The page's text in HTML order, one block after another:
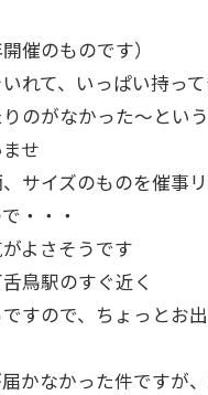
催のものです）
れて、いっぱい持って
のがなかった～とい
せ
サイズのものを催事
・・・
よさそうです
鳥駅のすぐ近く
すので、ちょっとお
かなかった件ですが